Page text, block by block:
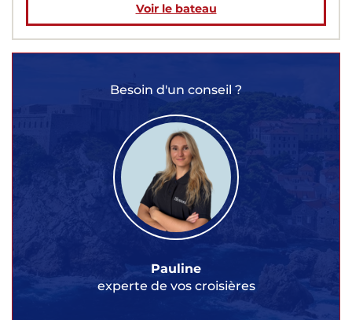
Voir le bateau
Besoin d'un conseil ?
Pauline
experte de vos croisières